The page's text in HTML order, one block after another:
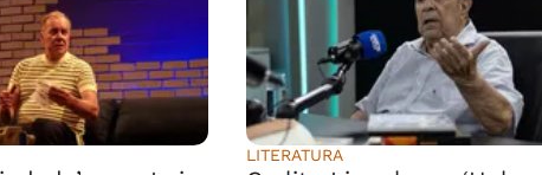
LITERATURA